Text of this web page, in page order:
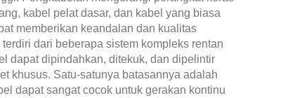
kabel pelat dasar, dan kabel yang biasa
memberikan keandalan dan kualitas
dari beberapa sistem kompleks rentan
dapat dipindahkan, ditekuk, dan dipelintir
khusus. Satu-satunya batasannya adalah
dapat sangat cocok untuk gerakan kontinu